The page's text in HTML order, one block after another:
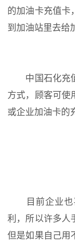
的加油卡充值卡
到加油站里去给
中国石化充值
方式，顾客可使
或企业加油卡的
目前企业也
利，所以许多人
但是如果自己用